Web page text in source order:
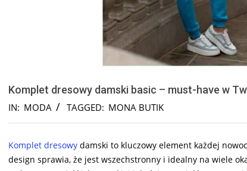
Komplet dresowy damski basic – must-have w
IN: MODA TAGGED: MONA BUTIK
Komplet dresowy damski to kluczowy element każdej
design sprawia, że jest wszechstronny i idealny na wiele